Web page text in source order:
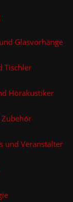
Glasvorhänge
Tischler
Hörakustiker
und Veranstalter